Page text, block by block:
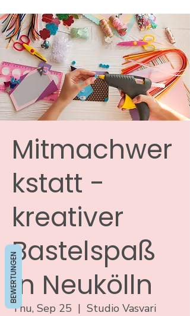
Mitmachwer
kstatt -
kreativer
Bastelspaß
in Neukölln
Thu, Sep 25
  |
Studio Vasvari
BEWERTUNGEN